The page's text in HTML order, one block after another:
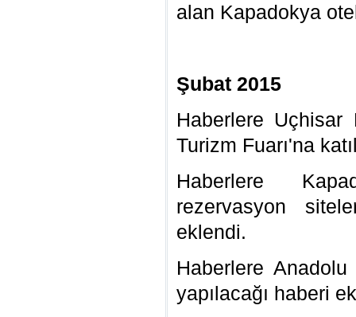
alan Kapadokya
Şubat 2015
Haberlere Uçhisar
Turizm Fuarı'na
Haberlere
rezervasyon
eklendi.
Haberlere
yapılacağı haberi